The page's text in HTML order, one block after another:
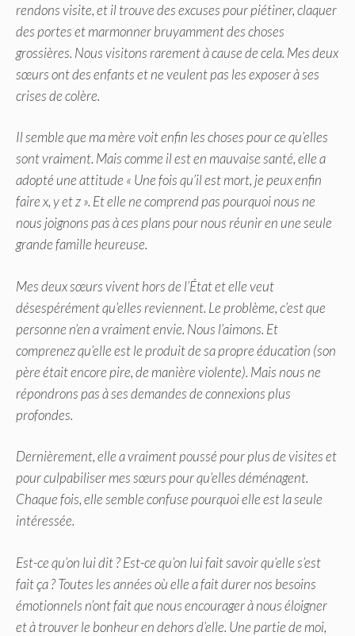
rendons visite, et il trouve des excuses pour piétiner, claquer
des portes et marmonner bruyamment des choses
grossières. Nous visitons rarement à cause de cela. Mes deux
sœurs ont des enfants et ne veulent pas les exposer à ses
crises de colère.
Il semble que ma mère voit enfin les choses pour ce qu’elles
sont vraiment. Mais comme il est en mauvaise santé, elle a
adopté une attitude « Une fois qu’il est mort, je peux enfin
faire x, y et z ». Et elle ne comprend pas pourquoi nous ne
nous joignons pas à ces plans pour nous réunir en une seule
grande famille heureuse.
Mes deux sœurs vivent hors de l’État et elle veut
désespérément qu’elles reviennent. Le problème, c’est que
personne n’en a vraiment envie. Nous l’aimons. Et
comprenez qu’elle est le produit de sa propre éducation (son
père était encore pire, de manière violente). Mais nous ne
répondrons pas à ses demandes de connexions plus
profondes.
Dernièrement, elle a vraiment poussé pour plus de visites et
pour culpabiliser mes sœurs pour qu’elles déménagent.
Chaque fois, elle semble confuse pourquoi elle est la seule
intéressée.
Est-ce qu’on lui dit ? Est-ce qu’on lui fait savoir qu’elle s’est
fait ça ? Toutes les années où elle a fait durer nos besoins
émotionnels n’ont fait que nous encourager à nous éloigner
et à trouver le bonheur en dehors d’elle. Une partie de moi,